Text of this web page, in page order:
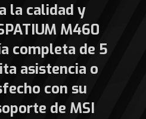
la calidad y
M460
completa de 5
asistencia o
con su
de MSI